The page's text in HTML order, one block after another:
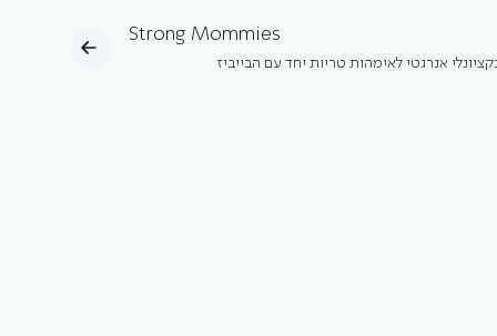
Strong Mommies
אנרגטי לאימהות טריות יחד עם הבייביז